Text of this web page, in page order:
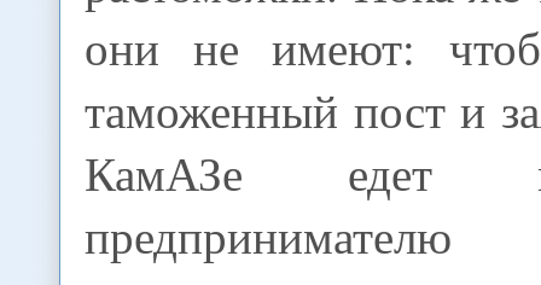
они не имеют:
таможенный пост и
КамАЗе едет